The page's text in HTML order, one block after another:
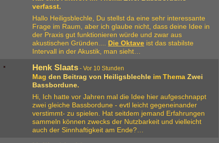
verfasst.
Hallo Heiligsblechle, Du stellst da eine sehr interessante
Frage im Raum, aber ich glaube nicht, dass deine Idee in
der Praxis gut funktionieren würde und zwar aus
akustischen Gründen.... Die Oktave ist das stabilste
Intervall in der Akustik, man sieht…
Henk Slaats - Vor 10 Stunden
Mag den Beitrag von Heiligsblechle im Thema Zwei
Bassbordune.
Hi, Ich hatte vor Jahren mal die Idee hier aufgeschnappt
zwei gleiche Bassbordune - evtl leicht gegeneinander
verstimmt- zu spielen. Hat seitdem jemand Erfahrungen
sammeln können zwecks der Nutzbarkeit und vielleicht
auch der Sinnhaftigkeit am Ende?…